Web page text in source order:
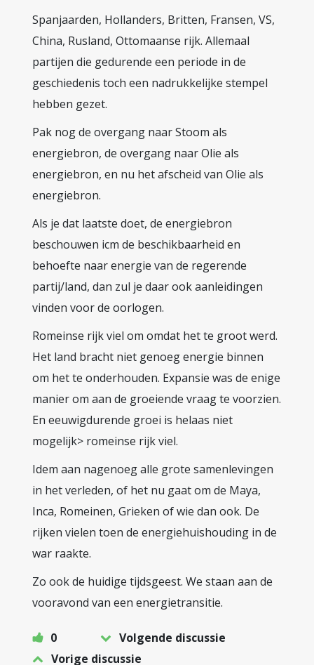
Spanjaarden, Hollanders, Britten, Fransen, VS,
China, Rusland, Ottomaanse rijk. Allemaal
partijen die gedurende een periode in de
geschiedenis toch een nadrukkelijke stempel
hebben gezet.
Pak nog de overgang naar Stoom als
energiebron, de overgang naar Olie als
energiebron, en nu het afscheid van Olie als
energiebron.
Als je dat laatste doet, de energiebron
beschouwen icm de beschikbaarheid en
behoefte naar energie van de regerende
partij/land, dan zul je daar ook aanleidingen
vinden voor de oorlogen.
Romeinse rijk viel om omdat het te groot werd.
Het land bracht niet genoeg energie binnen
om het te onderhouden. Expansie was de enige
manier om aan de groeiende vraag te voorzien.
En eeuwigdurende groei is helaas niet
mogelijk> romeinse rijk viel.
Idem aan nagenoeg alle grote samenlevingen
in het verleden, of het nu gaat om de Maya,
Inca, Romeinen, Grieken of wie dan ook. De
rijken vielen toen de energiehuishouding in de
war raakte.
Zo ook de huidige tijdsgeest. We staan aan de
vooravond van een energietransitie.
0
Volgende discussie
Vorige discussie